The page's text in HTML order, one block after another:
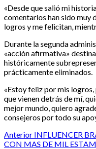
«Desde que salió mi
comentarios han sido muy
logros y me felicitan,
Durante la segunda
«acción afirmativa»
históricamente
prácticamente eliminados.
«Estoy feliz por mis
que vienen detrás de mí,
mejor mundo, quiero
consejeros por todo su
Post
Anterior INFLUENCER
CON MAS DE MIL